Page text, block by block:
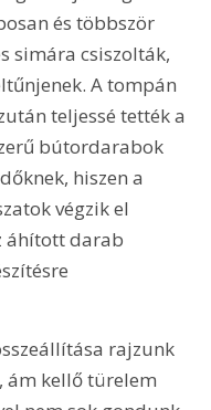
és többször
simára csiszolták,
A tompán
teljessé tették a
bútordarabok
hiszen a
végzik el
áhított darab
rajzunk
ám kellő türelem